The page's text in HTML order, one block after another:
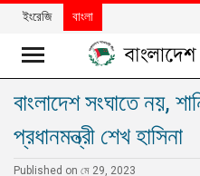
খবর
দলের
ইংরেজি বাংলা
বাংলাদেশ সংঘাতে নয়,
প্রধানমন্ত্রী শেখ হাসিনা
Published on মে 29, 2023